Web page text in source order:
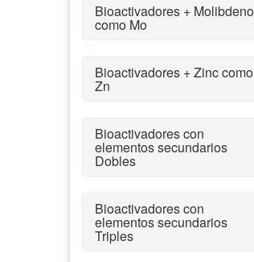
Bioactivadores + Molibdeno
como Mo
Bioactivadores + Zinc como
Zn
Bioactivadores con
elementos secundarios
Dobles
Bioactivadores con
elementos secundarios
Triples